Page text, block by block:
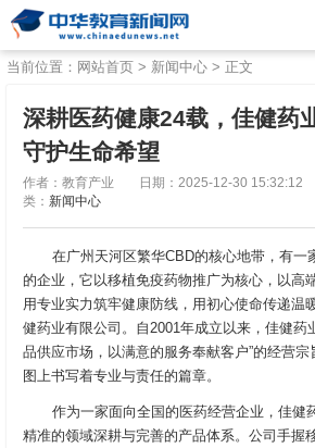
当前位置： 网站首页 > 新闻中心 > 正文
深耕医药健康24载，佳健药
守护生命希望
作者：教育产业 日期：2025-12-30 15:32:12
类： 新闻中心
在广州天河区繁华CBD的核心地带，有一
的企业，它以移植免疫药物推广为核心，以高
用专业实力筑牢健康防线，用初心使命传递
健药业有限公司。自2001年成立以来，佳健药
品供应市场，以满意的服务奉献客户”的经营
图上书写着专业与责任的篇章。
作为一家面向全国的医药经营企业，佳健
精准的领域深耕与完善的产品体系。公司手握